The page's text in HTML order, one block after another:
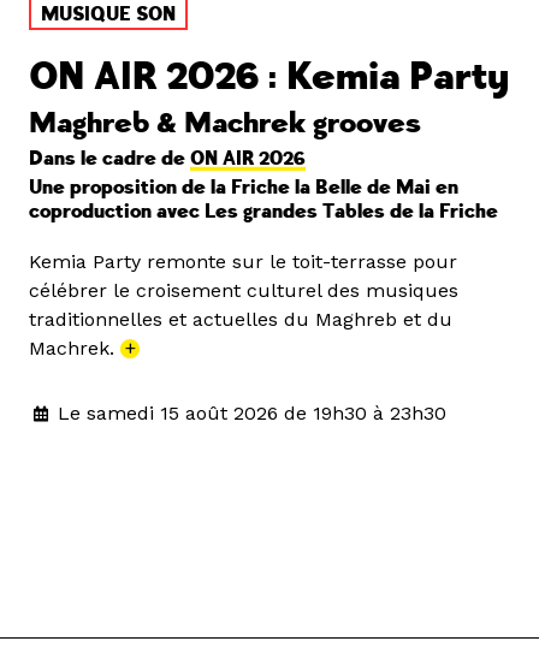
MUSIQUE SON
ON AIR 2026 : Kemia Party
Maghreb & Machrek grooves
Dans le cadre de ON AIR 2026
Une proposition de la Friche la Belle de Mai en
coproduction avec Les grandes Tables de la Friche
Kemia Party remonte sur le toit-terrasse pour
célébrer le croisement culturel des musiques
traditionnelles et actuelles du Maghreb et du
Machrek. +
Le samedi 15 août 2026 de 19h30 à 23h30